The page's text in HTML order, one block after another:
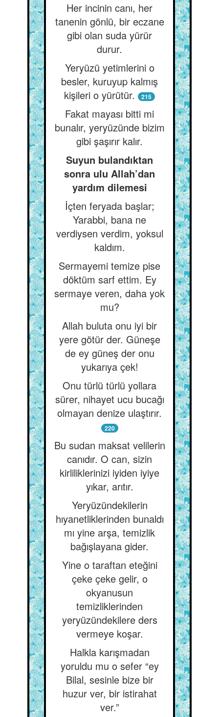
Her incinin canı, her
tanenin gönlü, bir eczane
gibi olan suda yürür
durur.
Yeryüzü yetimlerini o
besler, kuruyup kalmış
kişileri o yürütür.
215
Fakat mayası bitti mi
bunalır, yeryüzünde bizim
gibi şaşırır kalır.
Suyun bulandıktan
sonra ulu Allah’dan
yardım dilemesi
İçten feryada başlar;
Yarabbi, bana ne
verdiysen verdim, yoksul
kaldım.
Sermayemi temize pise
döktüm sarf ettim. Ey
sermaye veren, daha yok
mu?
Allah buluta onu iyi bir
yere götür der. Güneşe
de ey güneş der onu
yukarıya çek!
Onu türlü türlü yollara
sürer, nihayet ucu bucağı
olmayan denize ulaştırır.
220
Bu sudan maksat velilerin
canıdır. O can, sizin
kirliliklerinizi iyiden iyiye
yıkar, arıtır.
Yeryüzündekilerin
hıyanetliklerinden bunaldı
mı yine arşa, temizlik
bağışlayana gider.
Yine o taraftan eteğini
çeke çeke gelir, o
okyanusun
temizliklerinden
yeryüzündekilere ders
vermeye koşar.
Halkla karışmadan
yoruldu mu o sefer “ey
Bilal, sesinle bize bir
huzur ver, bir istirahat
ver.”